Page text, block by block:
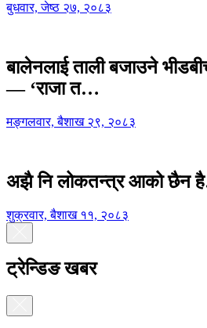
बुधवार, जेष्ठ २७, २०८३
बालेनलाई ताली बजाउने
— ‘राजा त…
मङ्गलवार, बैशाख २९, २०८३
अझै नि लोकतन्त्र आको छैन
शुक्रवार, बैशाख ११, २०८३
ट्रेन्डिङ खबर